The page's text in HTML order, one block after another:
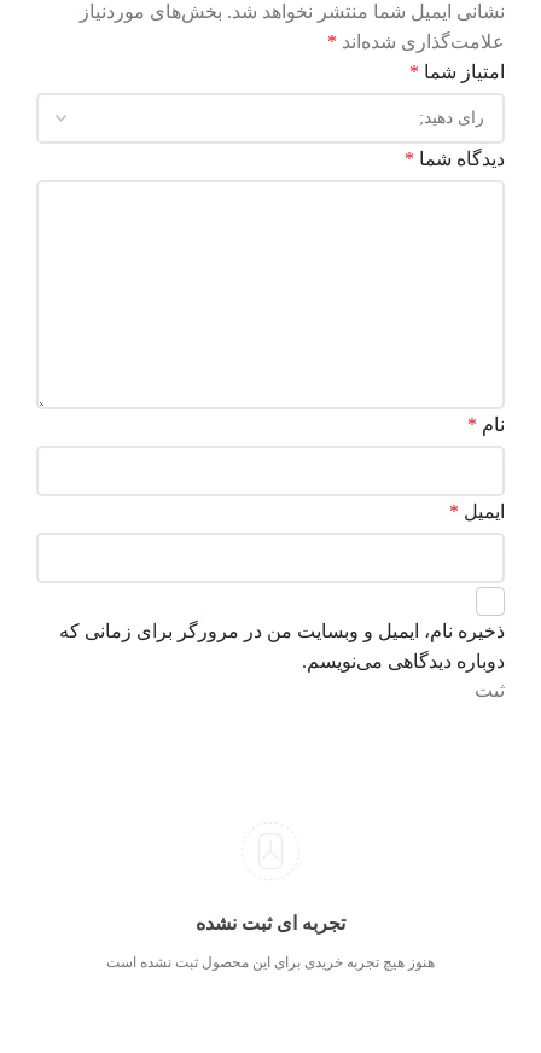
نشانی ایمیل شما منتشر نخواهد شد. بخش‌های موردنیاز
علامت‌گذاری شده‌اند *
امتیاز شما *
دیدگاه شما *
نام *
ایمیل *
ذخیره نام، ایمیل و وبسایت من در مرورگر برای زمانی که
دوباره دیدگاهی می‌نویسم.
تجربه ای ثبت نشده
هنوز هیچ تجربه خریدی برای این محصول ثبت نشده است